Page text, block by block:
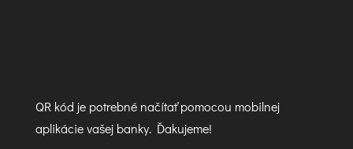
QR kód je potrebné načítať pomocou mobilnej
aplikácie vašej banky. Ďakujeme!